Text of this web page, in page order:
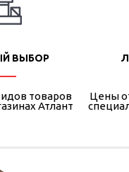
ВЫБОР
товаров
Атлант
Цены